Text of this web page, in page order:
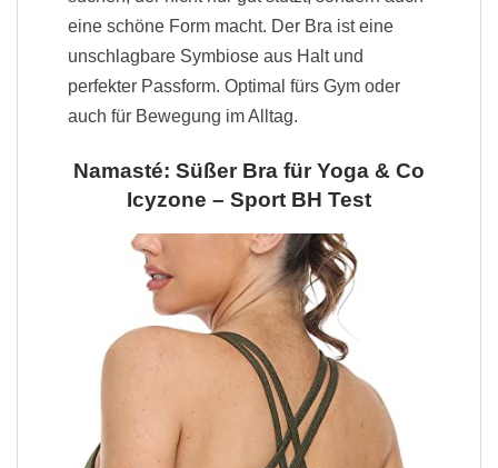
eine schöne Form macht. Der Bra ist eine
unschlagbare Symbiose aus Halt und
perfekter Passform. Optimal fürs Gym oder
auch für Bewegung im Alltag.
Namasté: Süßer Bra für Yoga & Co
Icyzone – Sport BH Test